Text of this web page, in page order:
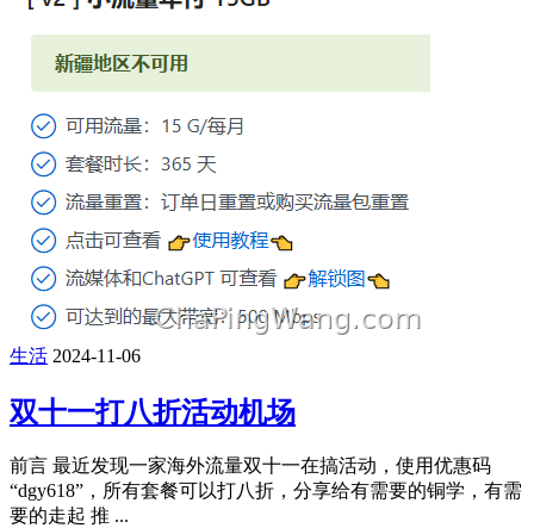
生活 2024-11-06
双十一打八折活动机场
前言 最近发现一家海外流量双十一在搞活动，使用优惠码
“dgy618”，所有套餐可以打八折，分享给有需要的铜学，有需
要的走起 推 ...